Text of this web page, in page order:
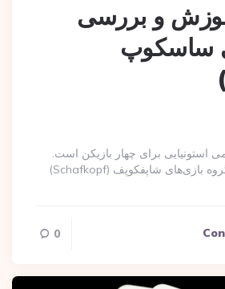
و بررسی
ساسکوپ
استونیایی برای چهار بازیکن است.
ساسکوپ متعلق به گروه بازی‌های شاپفکوپف (Schafkopf)
0